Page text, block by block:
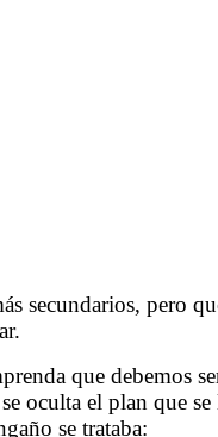
secundarios, pero
que debemos
oculta el plan que
se trataba: